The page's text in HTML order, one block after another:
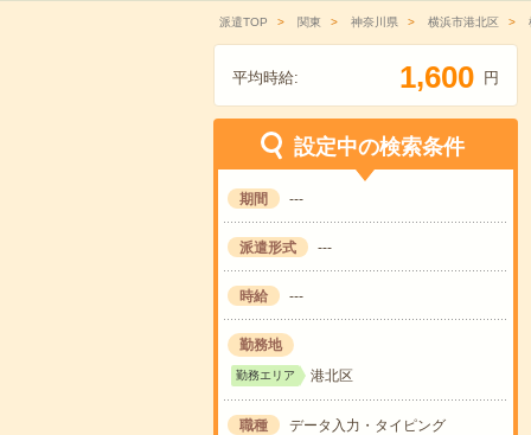
派遣TOP 関東 神奈川県 横浜市港北区
平均時給: 1,600 円
設定中の検索条件
期間 ---
派遣形式 ---
時給 ---
勤務地
勤務エリア 港北区
職種 データ入力・タイピング